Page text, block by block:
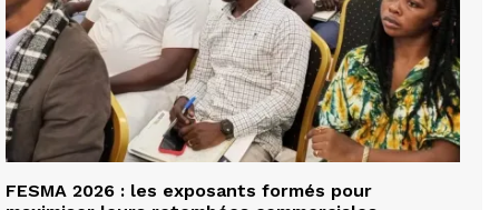
FESMA 2026 : les exposants formés pour